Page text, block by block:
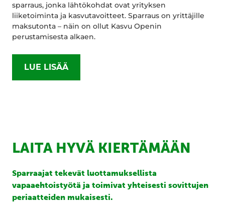
sparraus, jonka lähtökohdat ovat yrityksen
liiketoiminta ja kasvutavoitteet. Sparraus on yrittäjille
maksutonta – näin on ollut Kasvu Openin
perustamisesta alkaen.
LUE LISÄÄ
LAITA HYVÄ KIERTÄMÄÄN
Sparraajat tekevät luottamuksellista
vapaaehtoistyötä ja toimivat yhteisesti sovittujen
periaatteiden mukaisesti.